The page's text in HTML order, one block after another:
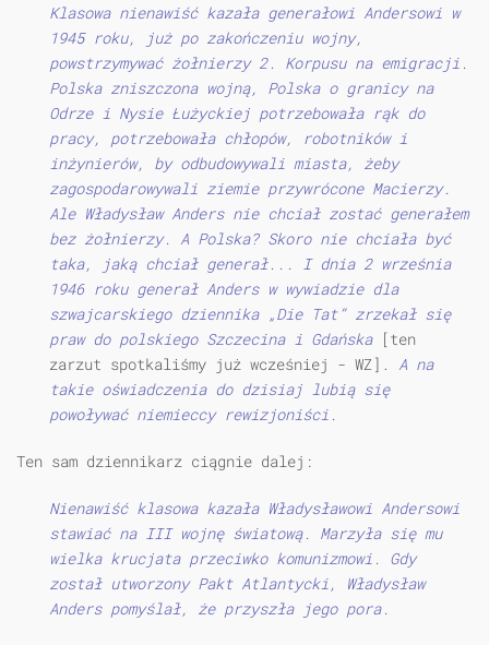
Klasowa nienawiść kazała generałowi Andersowi w
1945 roku, już po zakończeniu wojny,
powstrzymywać żołnierzy 2. Korpusu na emigracji.
Polska zniszczona wojną, Polska o granicy na
Odrze i Nysie Łużyckiej potrzebowała rąk do
pracy, potrzebowała chłopów, robotników i
inżynierów, by odbudowywali miasta, żeby
zagospodarowywali ziemie przywrócone Macierzy.
Ale Władysław Anders nie chciał zostać generałem
bez żołnierzy. A Polska? Skoro nie chciała być
taka, jaką chciał generał... I dnia 2 września
1946 roku generał Anders w wywiadzie dla
szwajcarskiego dziennika „Die Tat” zrzekał się
praw do polskiego Szczecina i Gdańska[ten
zarzut spotkaliśmy już wcześniej - WZ]. A na
takie oświadczenia do dzisiaj lubią się
powoływać niemieccy rewizjoniści.
Ten sam dziennikarz ciągnie dalej:
Nienawiść klasowa kazała Władysławowi Andersowi
stawiać na III wojnę światową. Marzyła się mu
wielka krucjata przeciwko komunizmowi. Gdy
został utworzony Pakt Atlantycki, Władysław
Anders pomyślał, że przyszła jego pora.